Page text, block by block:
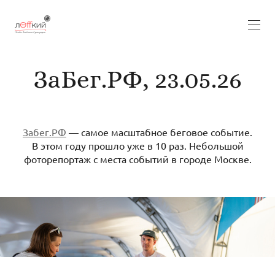
ЗаБег.РФ, 23.05.26
Забег.РФ — самое масштабное беговое событие.
В этом году прошло уже в 10 раз. Небольшой
фоторепортаж с места событий в городе Москве.